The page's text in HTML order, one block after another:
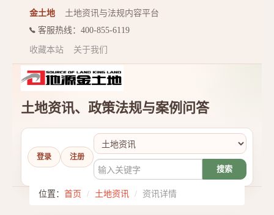
金土地
土地资讯与法规内容平台
客服热线：400-855-6119
收藏本站 关于我们
土地资讯、政策法规与案例问答
登录 注册
搜索
位置： 首页 / 土地资讯 / 资讯详情